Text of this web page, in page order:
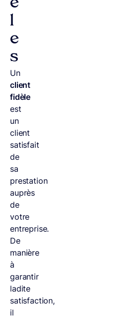
è
l
e
s
Un
client
fidèle
est
un
client
satisfait
de
sa
prestation
auprès
de
votre
entreprise.
De
manière
à
garantir
ladite
satisfaction,
il